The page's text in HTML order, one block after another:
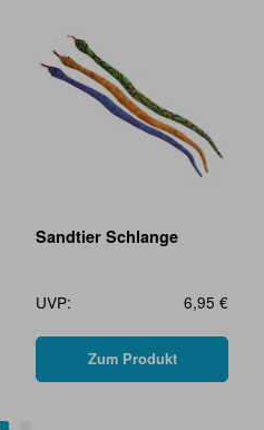
Sandtier Schlange
UVP: 6,95 €
Zum Produkt